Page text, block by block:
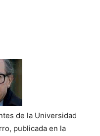
de la Universidad
publicada en la